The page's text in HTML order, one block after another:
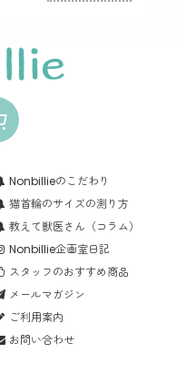
Nonbillieのこだわり
猫首輪のサイズの測り方
教えて獣医さん（コラム）
Nonbillie企画室日記
スタッフのおすすめ商品
メールマガジン
ご利用案内
お問い合わせ